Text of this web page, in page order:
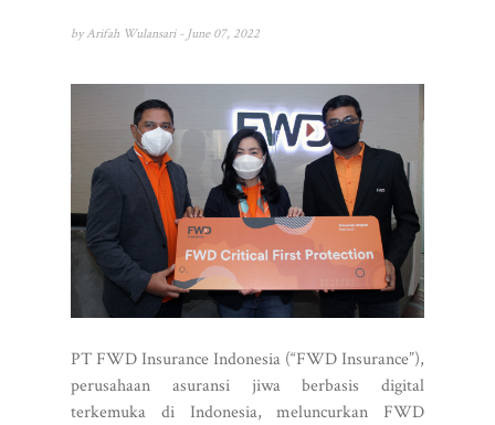
by Arifah Wulansari - June 07, 2022
PT FWD Insurance Indonesia (“FWD Insurance”),
perusahaan asuransi jiwa berbasis digital
terkemuka di Indonesia, meluncurkan FWD